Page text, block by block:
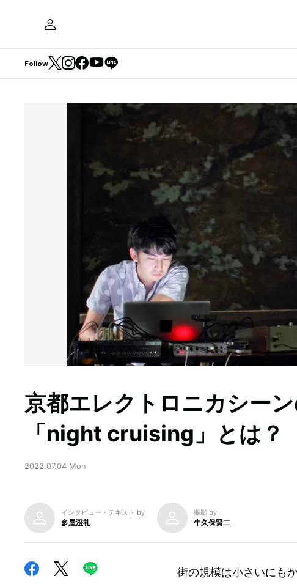
Follow
京都エレクトロニカシー
「night cruising」とは？
2022.07.04 Mon
インタビュー・テキスト by
多屋澄礼
撮影 by
牛久保賢二
街の規模は小さいにも